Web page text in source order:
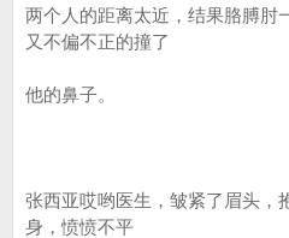
两个人的距离太近，结果胳膊肘
又不偏不正的撞了
他的鼻子。
张西亚哎哟医生，皱紧了眉头，
身，愤愤不平